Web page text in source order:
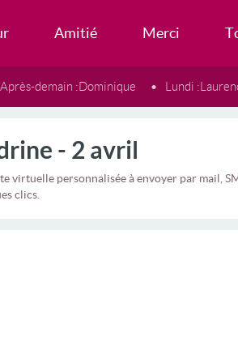
Amitié Merci
Après-demain :Dominique Lundi :
- 2 avril
virtuelle personnalisée à envoyer par mail,
clics.